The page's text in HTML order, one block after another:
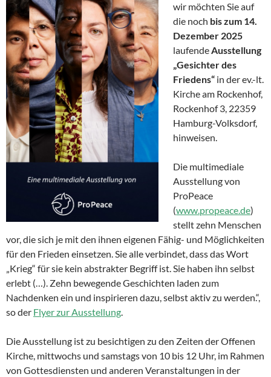
wir möchten Sie auf
die noch bis zum 14.
Dezember 2025
laufendeAusstellung
„Gesichter des
Friedens“ in der ev.-lt.
Kirche am Rockenhof,
Rockenhof 3, 22359
Hamburg-Volksdorf,
hinweisen.
Die multimediale
Ausstellung von
ProPeace
(www.propeace.de)
stellt zehn Menschen
vor, die sich je mit den ihnen eigenen Fähig- und Möglichkeiten
für den Frieden einsetzen. Sie alle verbindet, dass das Wort
„Krieg“ für sie kein abstrakter Begriff ist. Sie haben ihn selbst
erlebt (…). Zehn bewegende Geschichten laden zum
Nachdenken ein und inspirieren dazu, selbst aktiv zu werden.“,
so der Flyer zur Ausstellung.
Die Ausstellung ist zu besichtigen zu den Zeiten der Offenen
Kirche, mittwochs und samstags von 10 bis 12 Uhr, im Rahmen
von Gottesdiensten und anderen Veranstaltungen in der